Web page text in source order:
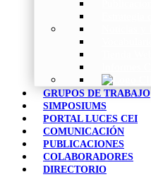
GRUPOS DE TRABAJO
SIMPOSIUMS
PORTAL LUCES CEI
COMUNICACIÓN
PUBLICACIONES
COLABORADORES
DIRECTORIO